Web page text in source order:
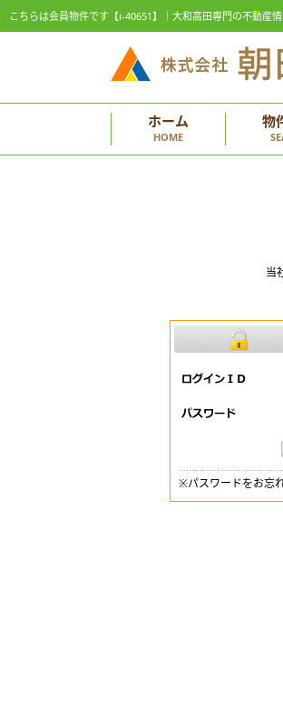
こちらは会員物件です【i-40651】｜大和高田専門の不動産
ホーム
HOME
物
当
※パスワードをお忘